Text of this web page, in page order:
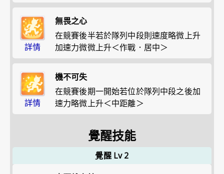
詳情
無畏之心
在競賽後半若於隊列中段則速度略微上升
加速力微微上升＜作戰．居中＞
詳情
機不可失
在競賽後期一開始若位於隊列中段之後加
速力略微上升＜中距離＞
覺醒技能
覺醒 Lv 2